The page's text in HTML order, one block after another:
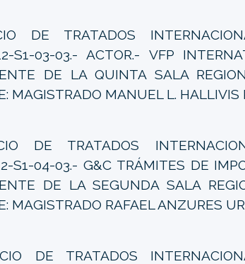
DE TRATADOS
S1-03-03.- ACTOR.- VFP
DE LA QUINTA SALA
MAGISTRADO MANUEL L. HALLIVIS
DE TRATADOS
S1-04-03.- G&C TRÁMITES DE
DE LA SEGUNDA SALA
MAGISTRADO RAFAEL ANZURES
DE TRATADOS